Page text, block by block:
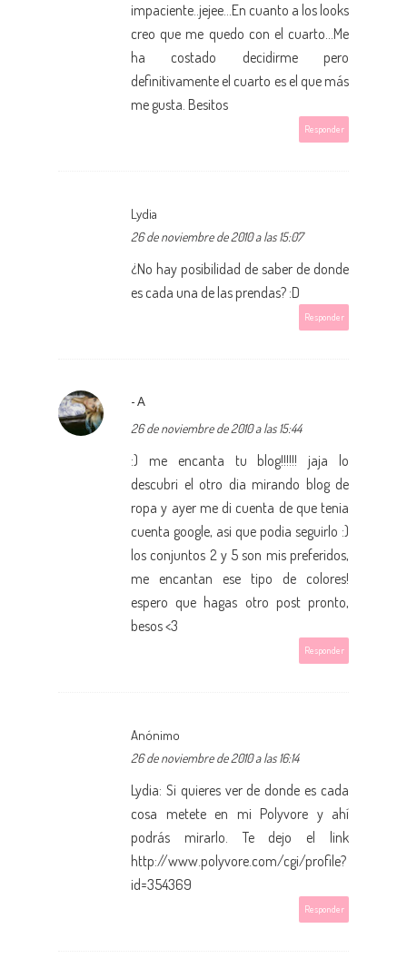
impaciente..jejee...En cuanto a los looks
creo que me quedo con el cuarto...Me
ha costado decidirme pero
definitivamente el cuarto es el que más
me gusta. Besitos
Responder
Lydia
26 de noviembre de 2010 a las 15:07
¿No hay posibilidad de saber de donde
es cada una de las prendas? :D
Responder
-A
26 de noviembre de 2010 a las 15:44
:) me encanta tu blog!!!!!! jaja lo
descubri el otro dia mirando blog de
ropa y ayer me di cuenta de que tenia
cuenta google, asi que podia seguirlo :)
los conjuntos 2 y 5 son mis preferidos,
me encantan ese tipo de colores!
espero que hagas otro post pronto,
besos <3
Responder
Anónimo
26 de noviembre de 2010 a las 16:14
Lydia: Si quieres ver de donde es cada
cosa metete en mi Polyvore y ahí
podrás mirarlo. Te dejo el link
http://www.polyvore.com/cgi/profile?
id=354369
Responder